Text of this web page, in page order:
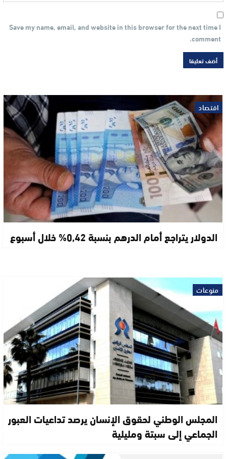
Save my name, email, and website in this browser for the next time I
comment.
اقتصاد
الدولار يتراجع أمام الدرهم بنسبة 0,42% خلال أسبوع
منوعات
المجلس الوطني لحقوق الإنسان يرصد تداعيات العبور
الجماعي إلى سبتة ومليلية